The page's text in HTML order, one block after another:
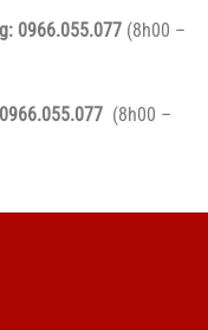
0966.055.077 (8h00 –
0966.055.077 (8h00 –